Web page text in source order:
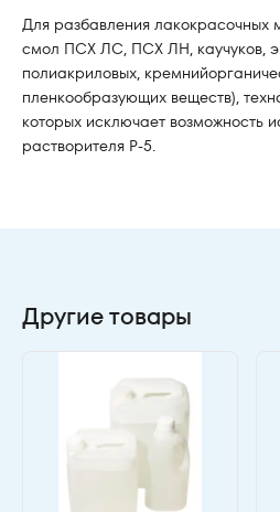
Для разбавления лакокрасочных
смол ПСХ ЛС, ПСХ ЛН, каучуков,
полиакриловых,
пленкообразующих веществ),
которых исключает возможность
растворителя Р-5.
Другие товары